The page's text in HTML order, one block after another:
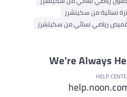
نسائية من سكيتشرز
رياضي نسائي من سكيتشرز
We're Always
HELP